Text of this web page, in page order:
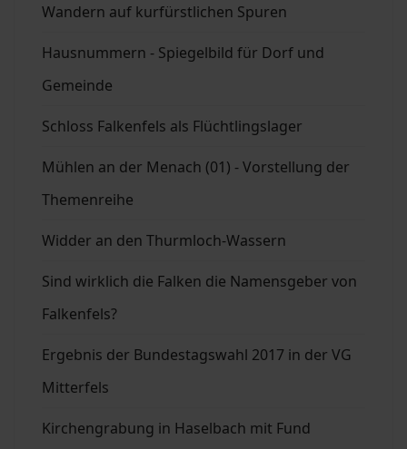
Wandern auf kurfürstlichen Spuren
Hausnummern - Spiegelbild für Dorf und
Gemeinde
Schloss Falkenfels als Flüchtlingslager
Mühlen an der Menach (01) - Vorstellung der
Themenreihe
Widder an den Thurmloch-Wassern
Sind wirklich die Falken die Namensgeber von
Falkenfels?
Ergebnis der Bundestagswahl 2017 in der VG
Mitterfels
Kirchengrabung in Haselbach mit Fund